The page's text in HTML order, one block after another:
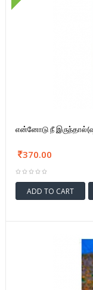
என்னோடு நீ
370.00
ADD TO CART